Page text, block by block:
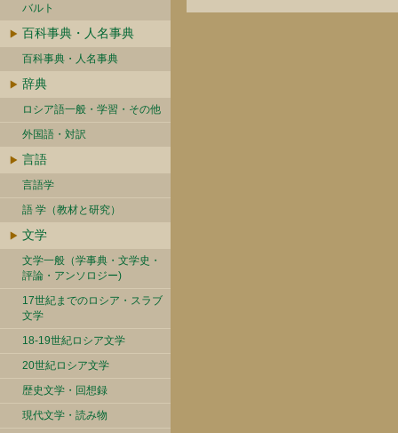
バルト
百科事典・人名事典
百科事典・人名事典
辞典
ロシア語一般・学習・その他
外国語・対訳
言語
言語学
語 学（教材と研究）
文学
文学一般（学事典・文学史・
評論・アンソロジー)
17世紀までのロシア・スラブ
文学
18-19世紀ロシア文学
20世紀ロシア文学
歴史文学・回想録
現代文学・読み物